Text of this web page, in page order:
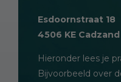
Esdoornstraat 18
4506 KE Cadzand
Hieronder lees je
Bijvoorbeeld over